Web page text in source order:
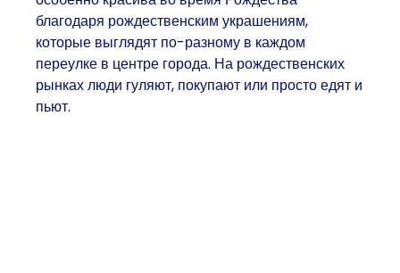
благодаря рождественским украшениям,
которые выглядят по-разному в каждом
переулке в центре города. На рождественских
рынках люди гуляют, покупают или просто едят и
пьют.